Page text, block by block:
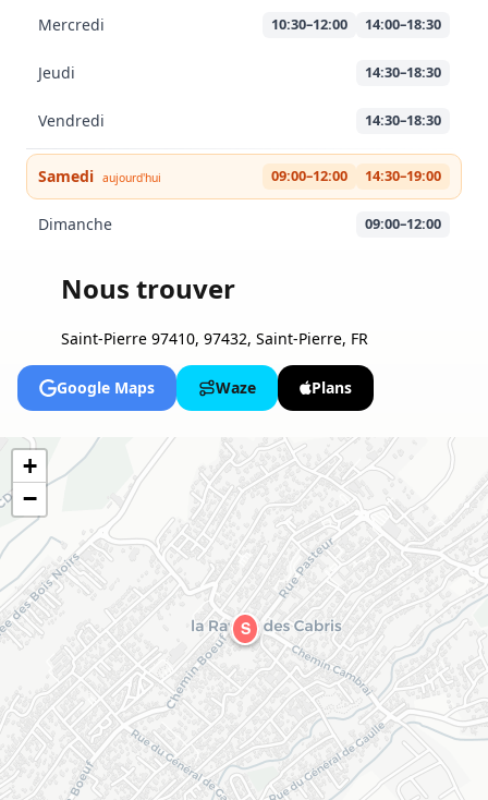
Mercredi 10:30–12:00 14:00–18:30
Jeudi 14:30–18:30
Vendredi 14:30–18:30
Samedi aujourd'hui 09:00–12:00 14:30–19:00
Dimanche 09:00–12:00
Nous trouver
Saint-Pierre 97410, 97432, Saint-Pierre, FR
Google Maps Waze Plans
S
+
−